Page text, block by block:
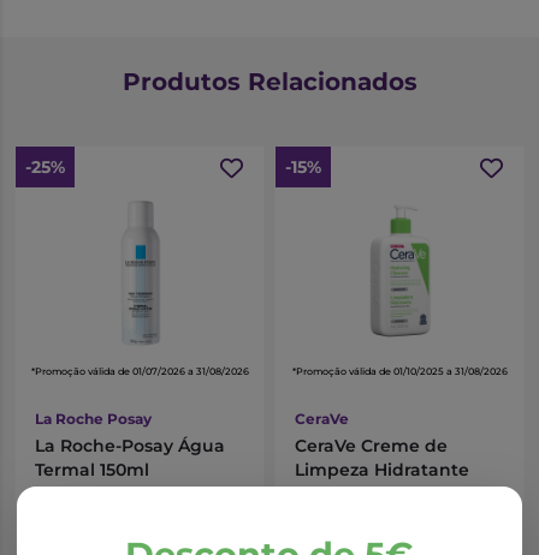
Produtos Relacionados
-25%
*Promoção válida de 01/07/2026 a 31/08/2026
La Roche Posay
La Roche-Posay Água
Termal 150ml
-15%
*Promoção válida de 01/10/2025 a 31/08/2026
CeraVe
CeraVe Creme de
Limpeza Hidratante
1000ml